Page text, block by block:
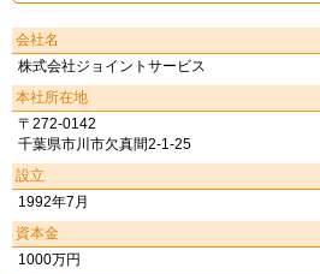
会社名
株式会社ジョイントサービス
本社所在地
〒272-0142
千葉県市川市欠真間2-1-25
設立
1992年7月
資本金
1000万円